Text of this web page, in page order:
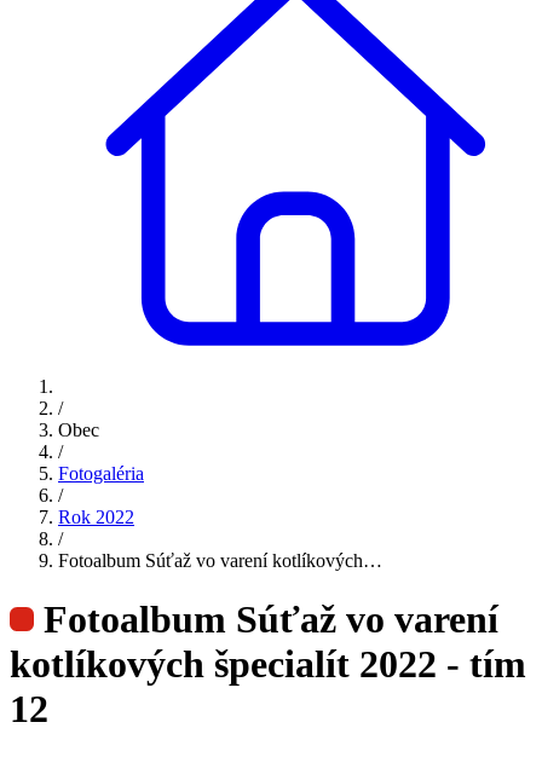
/
Obec
/
Fotogaléria
/
Rok 2022
/
Fotoalbum Súťaž vo varení kotlíkových…
Fotoalbum Súťaž vo varení
kotlíkových špecialít 2022 - tím
12